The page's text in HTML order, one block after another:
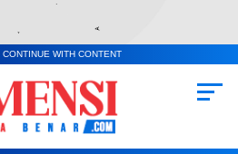
WITH CONTENT